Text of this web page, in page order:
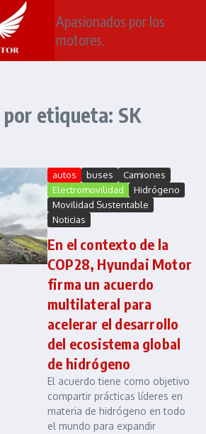
Apasionados por los
motores.
etiqueta: SK
autos buses
Camiones
Electromovilidad
Hidrógeno
Movilidad Sustentable
Noticias
En el contexto de la
COP28, Hyundai Motor
firma un acuerdo
multilateral para
acelerar el desarrollo
del ecosistema global
de hidrógeno
El acuerdo tiene como objetivo
compartir prácticas líderes en
materia de hidrógeno en todo
el mundo para expandir